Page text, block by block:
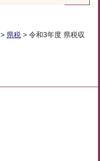
> 県税 > 令和3年度 県税収